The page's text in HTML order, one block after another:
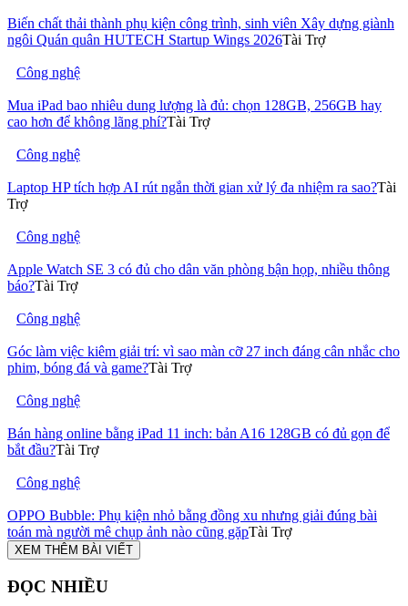
Biến chất thải thành phụ kiện công trình, sinh viên Xây dựng giành
ngôi Quán quân HUTECH Startup Wings 2026Tài Trợ
Công nghệ
Mua iPad bao nhiêu dung lượng là đủ: chọn 128GB, 256GB hay
cao hơn để không lãng phí?Tài Trợ
Công nghệ
Laptop HP tích hợp AI rút ngắn thời gian xử lý đa nhiệm ra sao?Tài
Trợ
Công nghệ
Apple Watch SE 3 có đủ cho dân văn phòng bận họp, nhiều thông
báo?Tài Trợ
Công nghệ
Góc làm việc kiêm giải trí: vì sao màn cỡ 27 inch đáng cân nhắc cho
phim, bóng đá và game?Tài Trợ
Công nghệ
Bán hàng online bằng iPad 11 inch: bản A16 128GB có đủ gọn để
bắt đầu?Tài Trợ
Công nghệ
OPPO Bubble: Phụ kiện nhỏ bằng đồng xu nhưng giải đúng bài
toán mà người mê chụp ảnh nào cũng gặpTài Trợ
XEM THÊM BÀI VIẾT
ĐỌC NHIỀU